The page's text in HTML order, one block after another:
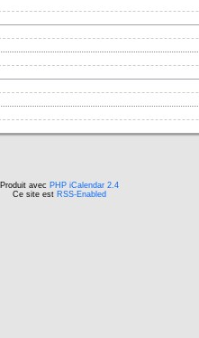
Produit avec PHP iCalendar 2.4
Ce site est RSS-Enabled